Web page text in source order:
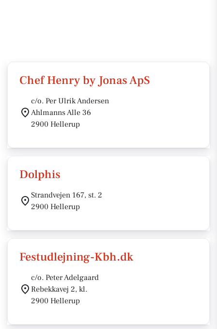
Chef Henry by Jonas ApS
c/o. Per Ulrik Andersen
Ahlmanns Alle 36
2900 Hellerup
Dolphis
Strandvejen 167, st. 2
2900 Hellerup
Festudlejning-Kbh.dk
c/o. Peter Adelgaard
Rebekkavej 2, kl.
2900 Hellerup